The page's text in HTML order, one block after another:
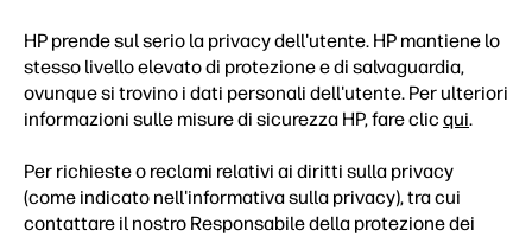
HP prende sul serio la privacy dell'utente. HP mantiene lo
stesso livello elevato di protezione e di salvaguardia,
ovunque si trovino i dati personali dell'utente. Per ulteriori
informazioni sulle misure di sicurezza HP, fare clic qui.
Per richieste o reclami relativi ai diritti sulla privacy
(come indicato nell'informativa sulla privacy), tra cui
contattare il nostro Responsabile della protezione dei